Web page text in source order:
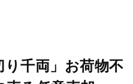
千両」お荷物不